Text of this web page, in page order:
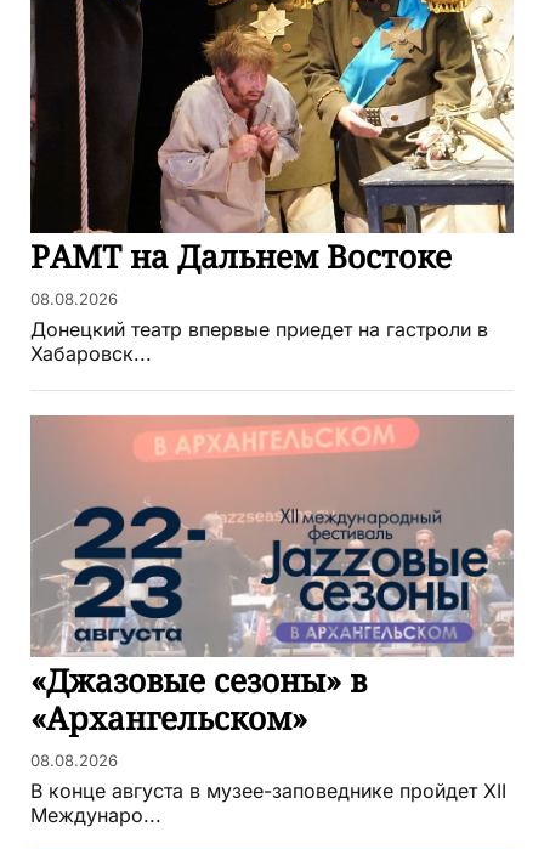
РАМТ на Дальнем Востоке
08.08.2026
Донецкий театр впервые приедет на гастроли в
Хабаровск...
«Джазовые сезоны» в
«Архангельском»
08.08.2026
В конце августа в музее-заповеднике пройдет XII
Междунаро...